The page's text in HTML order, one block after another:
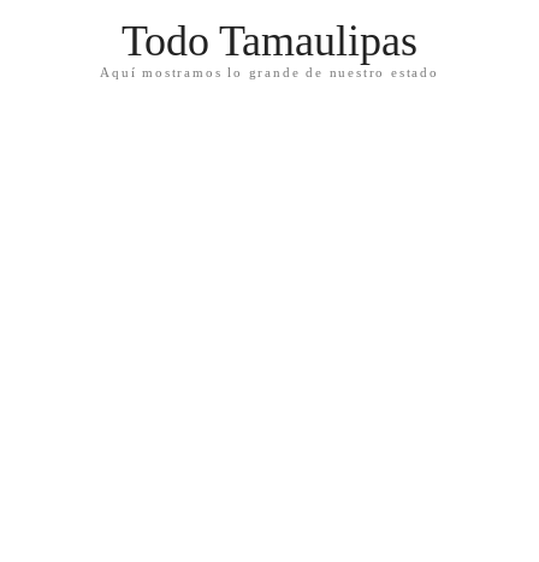
Todo Tamaulipas
Aquí mostramos lo grande de nuestro estado